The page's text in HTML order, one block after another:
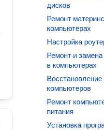
дисков
Ремонт
компьютерах
Настройка
Ремонт и
в компьютерах
компьютеров
Ремонт
питания
Установка